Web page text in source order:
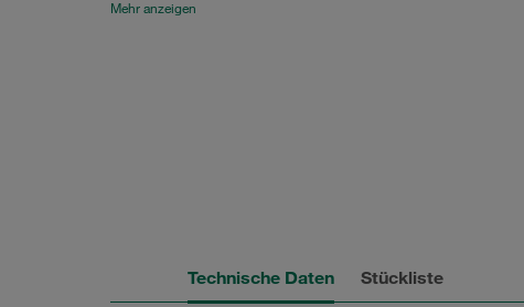
Mehr anzeigen
Technische Daten Stückliste